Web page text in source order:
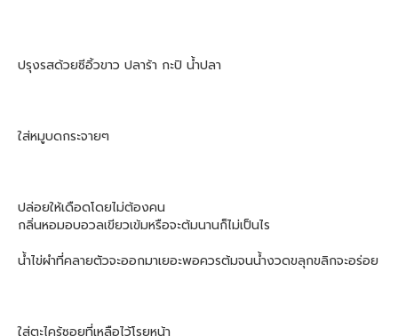
ปรุงรสด้วยซีอิ้วขาว ปลาร้า กะปิ น้ำปลา
ใส่หมูบดกระจายๆ
ปล่อยให้เดือดโดยไม่ต้องคน
กลิ่นหอมอบอวลเขียวเข้มหรือจะต้มนานก็ไม่เป็นไร
น้ำไข่ผำที่คลายตัวจะออกมาเยอะพอควรต้มจนน้ำงวดขลุกขลิกจะอร่อย
ใส่ตะไคร้ซอยที่เหลือไว้โรยหน้า